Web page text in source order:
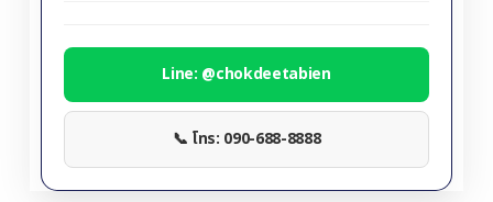
Line: @chokdeetabien
📞 โทร: 090-688-8888